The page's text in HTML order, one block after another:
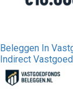
Beleggen In
Indirect Vastgoed